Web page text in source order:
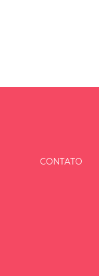
CONTATO